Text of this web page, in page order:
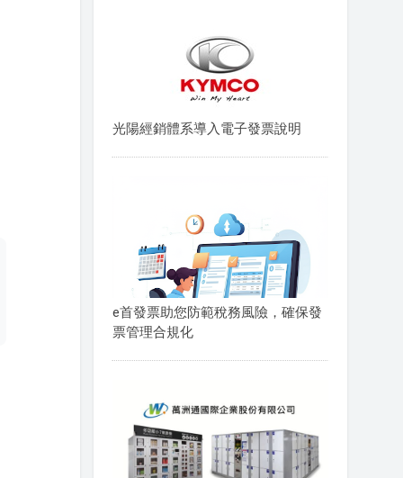
光陽經銷體系導入電子發票說明
e首發票助您防範稅務風險，確保發
票管理合規化